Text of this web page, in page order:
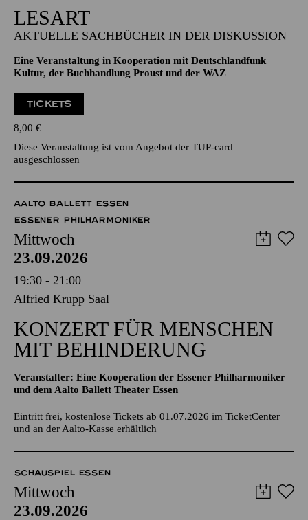
LESART
AKTUELLE SACHBÜCHER IN DER DISKUSSION
Eine Veranstaltung in Kooperation mit Deutschlandfunk
Kultur, der Buchhandlung Proust und der WAZ
TICKETS
8,00 €
Diese Veranstaltung ist vom Angebot der TUP-card
ausgeschlossen
AALTO BALLETT ESSEN
ESSENER PHILHARMONIKER
Mittwoch
23.09.2026
19:30 - 21:00
Alfried Krupp Saal
KONZERT FÜR MENSCHEN
MIT BEHINDERUNG
Veranstalter: Eine Kooperation der Essener Philharmoniker
und dem Aalto Ballett Theater Essen
Eintritt frei, kostenlose Tickets ab 01.07.2026 im TicketCenter
und an der Aalto-Kasse erhältlich
SCHAUSPIEL ESSEN
Mittwoch
23.09.2026